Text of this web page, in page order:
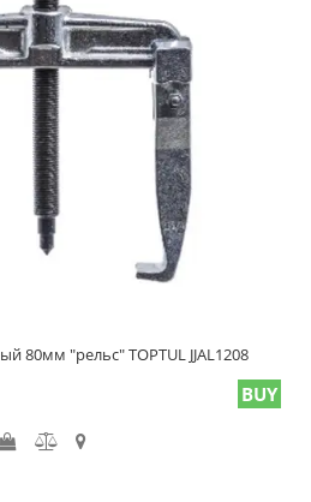
80мм "рельс" TOPTUL JJAL1208
BUY